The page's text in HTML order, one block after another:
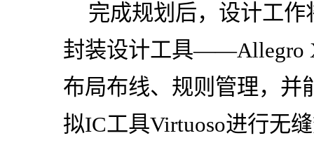
完成规划后，设计工
封装设计工具——Allegro
布局布线、规则管理，并
拟IC工具Virtuoso进行无